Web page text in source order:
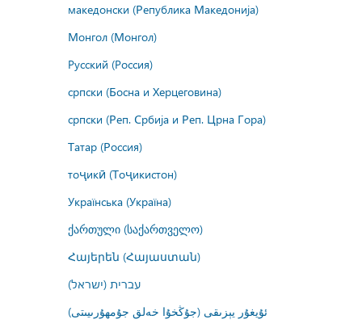
македонски (Република Македонија)
Монгол (Монгол)
Русский (Россия)
српски (Босна и Херцеговина)
српски (Реп. Србија и Реп. Црна Гора)
Татар (Россия)
тоҷикӣ (Тоҷикистон)
Українська (Україна)
ქართული (საქართველო)
Հայերեն (Հայաստան)
עברית (ישראל)
ئۇيغۇر يېزىقى (جۇڭخۇا خەلق جۇمھۇرىيىتى)